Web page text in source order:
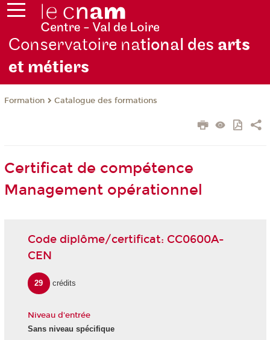
Conservatoire national des arts
et métiers
Formation Catalogue des formations
Certificat de compétence
Management opérationnel
Code diplôme/certificat: CC0600A-
CEN
29 crédits
Niveau d'entrée
Sans niveau spécifique